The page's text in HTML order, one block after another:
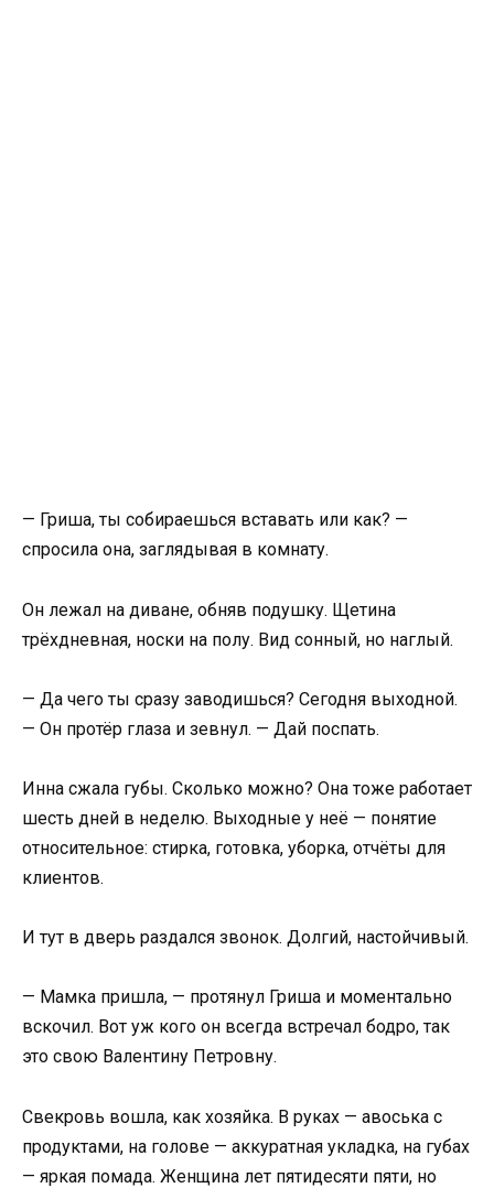
— Гриша, ты собираешься вставать или как? —
спросила она, заглядывая в комнату.
Он лежал на диване, обняв подушку. Щетина
трёхдневная, носки на полу. Вид сонный, но наглый.
— Да чего ты сразу заводишься? Сегодня выходной.
— Он протёр глаза и зевнул. — Дай поспать.
Инна сжала губы. Сколько можно? Она тоже работает
шесть дней в неделю. Выходные у неё — понятие
относительное: стирка, готовка, уборка, отчёты для
клиентов.
И тут в дверь раздался звонок. Долгий, настойчивый.
— Мамка пришла, — протянул Гриша и моментально
вскочил. Вот уж кого он всегда встречал бодро, так
это свою Валентину Петровну.
Свекровь вошла, как хозяйка. В руках — авоська с
продуктами, на голове — аккуратная укладка, на губах
— яркая помада. Женщина лет пятидесяти пяти, но